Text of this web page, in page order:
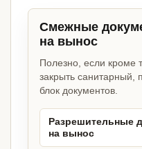
Смежные
на вынос
Полезно, если кроме
закрыть санитарный,
блок документов.
Разрешительные
на вынос